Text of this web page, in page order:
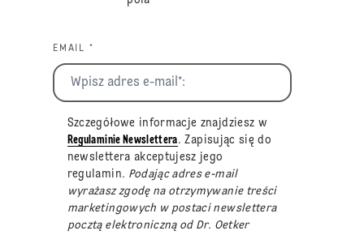
EMAIL *
Szczegółowe informacje znajdziesz w
Regulaminie Newslettera. Zapisując się do
newslettera akceptujesz jego
regulamin. Podając adres e-mail
wyrażasz zgodę na otrzymywanie treści
marketingowych w postaci newslettera
pocztą elektroniczną od Dr. Oetker